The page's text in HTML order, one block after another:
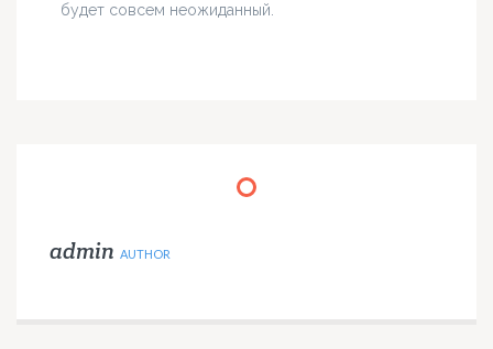
будет совсем неожиданный.
admin AUTHOR